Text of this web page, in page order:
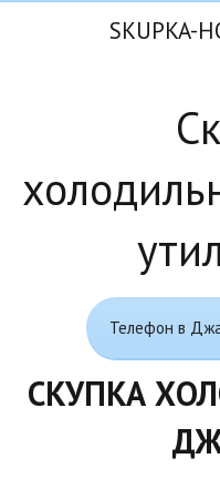
SKUPKA-
Телефон в
СКУПКА